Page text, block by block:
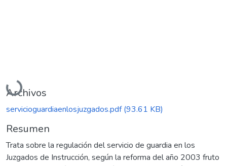
Cargando...
Archivos
servicioguardiaenlosjuzgados.pdf(93.61 KB)
Resumen
Trata sobre la regulación del servicio de guardia en los
Juzgados de Instrucción, según la reforma del año 2003 fruto